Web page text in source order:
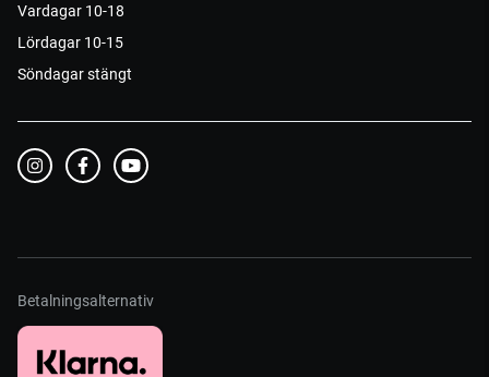
Vardagar 10-18
Lördagar 10-15
Söndagar stängt
Betalningsalternativ